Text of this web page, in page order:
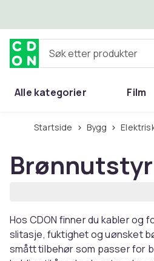
Søk etter produkter
Alle kategorier Film
Startside Bygg
Brønnutstyr
Hos CDON finner du kabler
slitasje, fuktighet og uønsket
smått tilbehør som passer for